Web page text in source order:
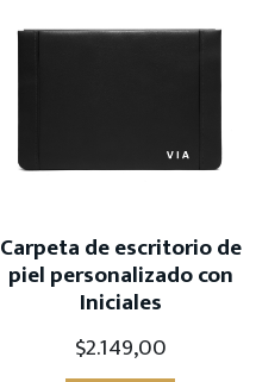
Carpeta de escritorio de
piel personalizado con
Iniciales
$2.149,00